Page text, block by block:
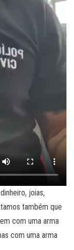
joias,
também que
com uma arma
com uma arma